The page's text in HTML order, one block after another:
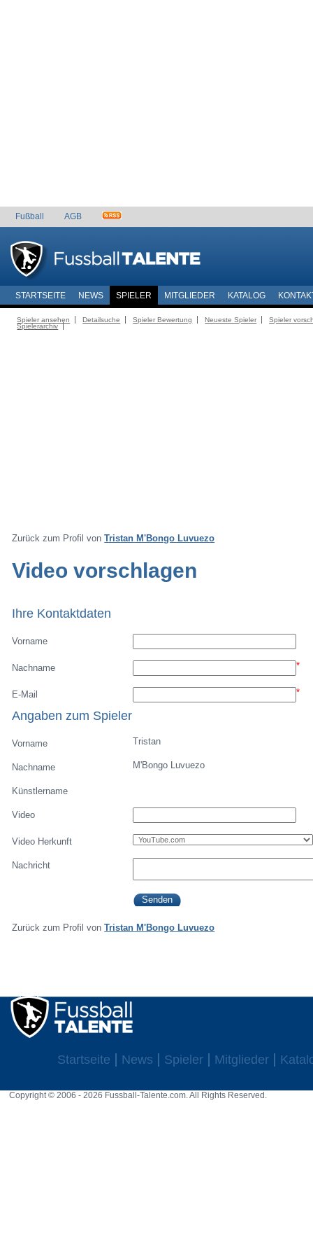
Fußball AGB
STARTSEITE NEWS SPIELER MITGLIEDER KATALOG
Spieler ansehen Detailsuche Spieler Bewertung Neueste Spieler
Spieler
Spielerarchiv
Zurück zum Profil vonTristan M'Bongo Luvuezo
Video vorschlagen
Ihre Kontaktdaten
Vorname
Nachname *
E-Mail *
Angaben zum Spieler
Vorname Tristan
Nachname M'Bongo Luvuezo
Künstlername
Video
Video Herkunft
Nachricht
Zurück zum Profil vonTristan M'Bongo Luvuezo
Startseite News Spieler Mitglieder
Copyright © 2006 - 2026 Fussball-Talente.com. All Rights Reserved.